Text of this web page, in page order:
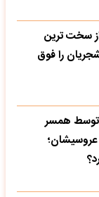
سخت ترین
را فوق
توسط همسر
عروسیشان؛